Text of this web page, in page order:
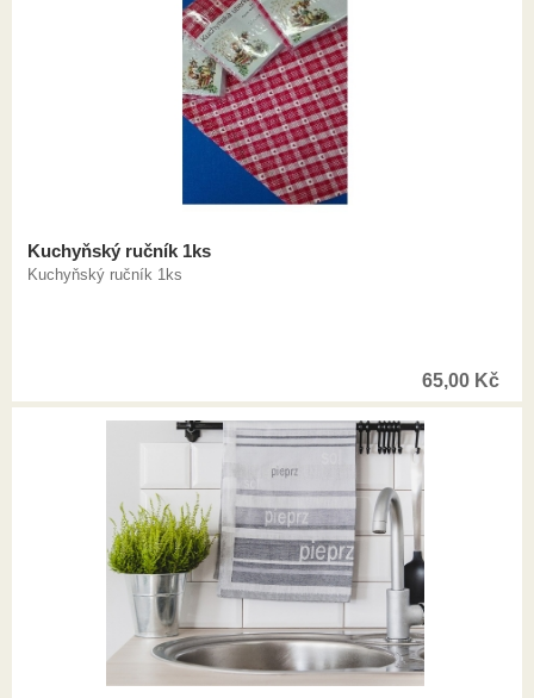
Kuchyňský ručník 1ks
Kuchyňský ručník 1ks
65,00 Kč